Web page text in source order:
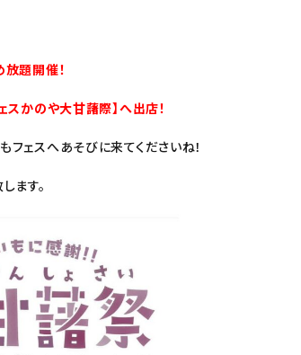
題開催！
スかのや大甘藷際】へ出店！
フェスへあそびに来てくださいね！
ます。